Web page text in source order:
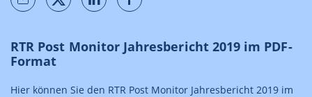
RTR Post Monitor Jahresbericht 2019 im PDF-
Format
Hier können Sie den RTR Post Monitor Jahresbericht 2019 im